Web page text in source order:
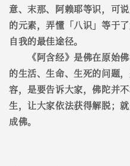
意、末那、阿赖耶等识，可
的元素，弄懂「八识」等于
自我的最佳途径。
《阿含经》是佛在原始佛
的生活、生命、生死的问题
容，是要告诉大家，佛陀并
生，让大家依法获得解脱；
成佛。